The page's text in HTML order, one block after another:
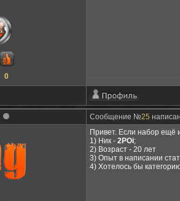
0
Сообщение №25
Привет. Если набор ещё
1) Ник - 2POi;
2) Возраст - 20 лет
3) Опыт в написании
4) Хотелось бы